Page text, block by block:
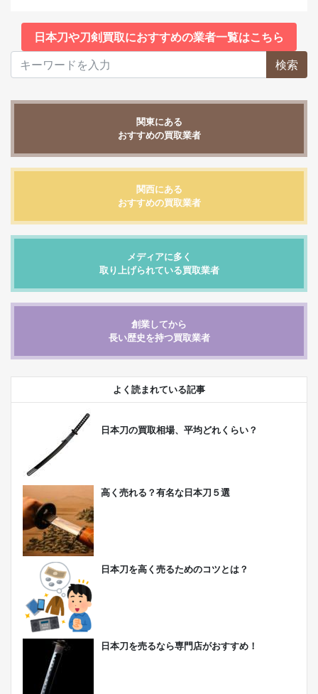
日本刀や刀剣買取におすすめの業者一覧はこちら
検索
関東にある
おすすめの買取業者
関西にある
おすすめの買取業者
メディアに多く
取り上げられている買取業者
創業してから
長い歴史を持つ買取業者
よく読まれている記事
日本刀の買取相場、平均どれくらい？
高く売れる？有名な日本刀５選
日本刀を高く売るためのコツとは？
日本刀を売るなら専門店がおすすめ！